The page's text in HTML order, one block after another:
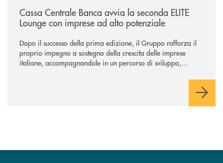
Cassa Centrale Banca avvia la seconda ELITE
Lounge con imprese ad alto potenziale
Dopo il successo della prima edizione, il Gruppo rafforza il
proprio impegno a sostegno della crescita delle imprese
italiane, accompagnandole in un percorso di sviluppo,